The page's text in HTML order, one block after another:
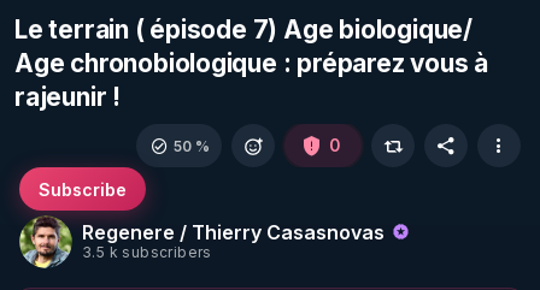
Le terrain ( épisode 7) Age biologique/
Age chronobiologique : préparez vous à
rajeunir !
Regenere / Thierry Casasnovas
3.5 k subscribers
Subscribe
50 % 0